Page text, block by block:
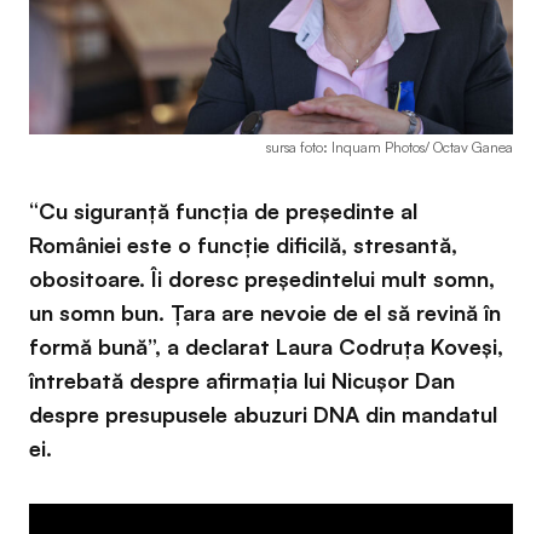
sursa foto: Inquam Photos/ Octav Ganea
“Cu siguranță funcția de președinte al
României este o funcție dificilă, stresantă,
obositoare. Îi doresc președintelui mult somn,
un somn bun. Țara are nevoie de el să revină în
formă bună”, a declarat Laura Codruța Koveși,
întrebată despre afirmația lui Nicușor Dan
despre presupusele abuzuri DNA din mandatul
ei.